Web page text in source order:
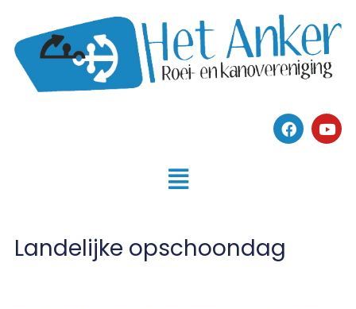
Landelijke opschoondag